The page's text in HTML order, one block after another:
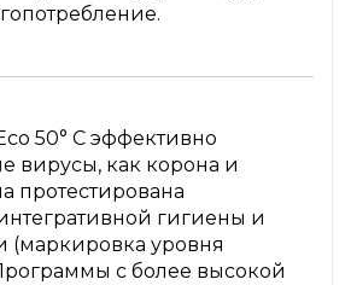
50° C эффективно
вирусы, как корона и
протестирована
гигиены и
(маркировка уровня
с более высокой